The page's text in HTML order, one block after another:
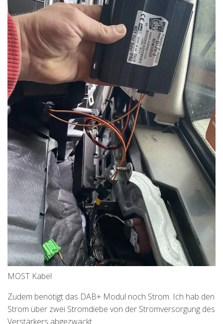
MOST Kabel
Zudem benötigt das DAB+ Modul noch Strom. Ich hab den
Strom über zwei Stromdiebe von der Stromversorgung des
Verstärkers abgezwackt.